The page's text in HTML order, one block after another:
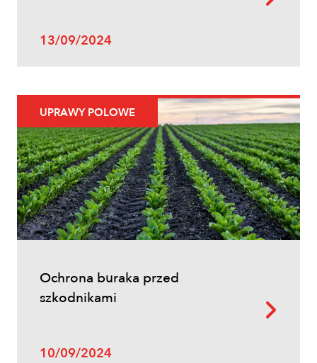
13/09/2024
UPRAWY POLOWE
Ochrona buraka przed
szkodnikami
10/09/2024